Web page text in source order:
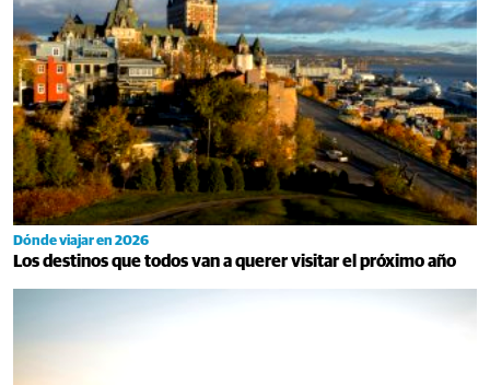
Dónde viajar en 2026
Los destinos que todos van a querer visitar el próximo año